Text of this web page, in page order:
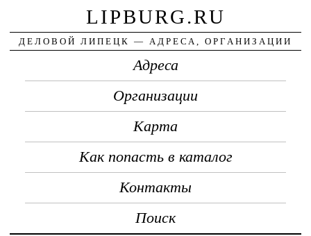
LIPBURG.RU
ДЕЛОВОЙ ЛИПЕЦК — АДРЕСА, ОРГАНИЗАЦИИ
Адреса
Организации
Карта
Как попасть в каталог
Контакты
Поиск